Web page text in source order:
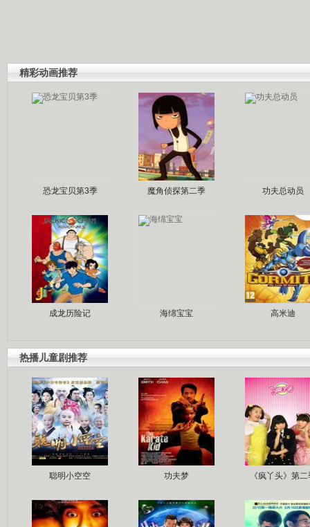
精彩动画推荐
恐龙宝贝第3季 魔角侦探第二季 功夫总动员
成龙历险记 海绵宝宝 高米迪
热播儿童剧推荐
聪明小空空 功夫梦 《疯丫头》第二